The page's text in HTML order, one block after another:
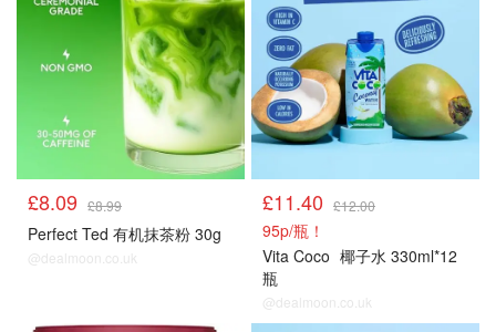
£8.09 £8.99
Perfect Ted 有机抹茶粉 30g
@dealmoon.co.uk
£11.40 £12.00
95p/瓶！
Vita Coco 椰子水 330ml*12
瓶
@dealmoon.co.uk